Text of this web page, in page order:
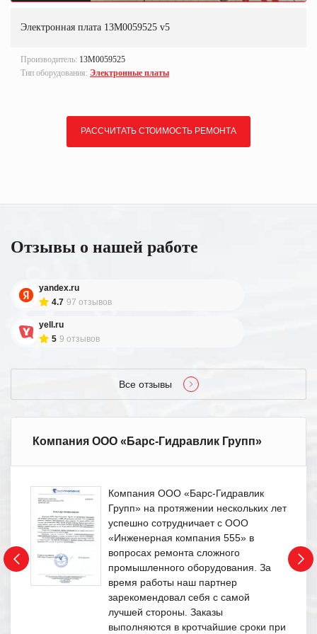
Электронная плата 13M0059525 v5
Производитель: 13M0059525
Тип оборудования: Электронные платы
РАССЧИТАТЬ СТОИМОСТЬ РЕМОНТА
Отзывы о нашей работе
yandex.ru
4.7 97 отзывов
yell.ru
5 9 отзывов
Все отзывы
Компания ООО «Барс-Гидравлик Групп»
Компания ООО «Барс-Гидравлик
Групп» на протяжении нескольких лет
успешно сотрудничает с ООО
«Инженерная компания 555» в
вопросах ремонта сложного
промышленного оборудования. За
время работы наш партнер
зарекомендовал себя с самой
лучшей стороны. Заказы
выполняются в кротчайшие сроки при